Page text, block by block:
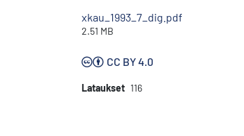
xkau_1993_7_dig.pdf
2.51 MB
CC BY 4.0
Lataukset 116